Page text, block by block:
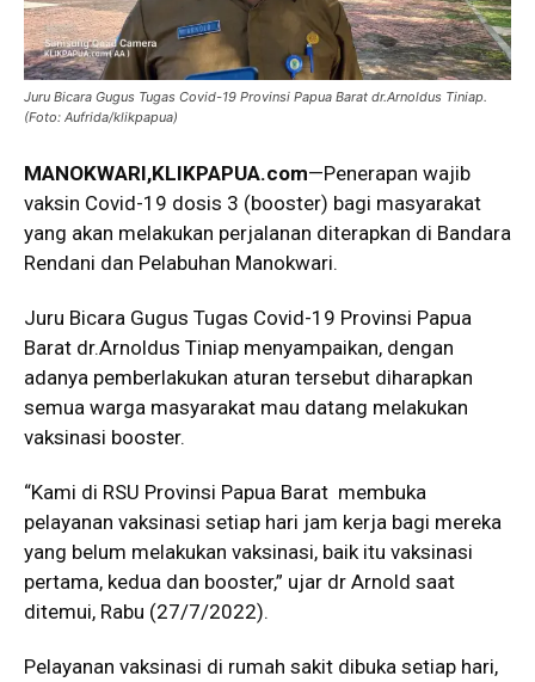
Juru Bicara Gugus Tugas Covid-19 Provinsi Papua Barat dr.Arnoldus Tiniap.
(Foto: Aufrida/klikpapua)
MANOKWARI,KLIKPAPUA.com—Penerapan wajib
vaksin Covid-19 dosis 3 (booster) bagi masyarakat
yang akan melakukan perjalanan diterapkan di Bandara
Rendani dan Pelabuhan Manokwari.
Juru Bicara Gugus Tugas Covid-19 Provinsi Papua
Barat dr.Arnoldus Tiniap menyampaikan, dengan
adanya pemberlakukan aturan tersebut diharapkan
semua warga masyarakat mau datang melakukan
vaksinasi booster.
“Kami di RSU Provinsi Papua Barat membuka
pelayanan vaksinasi setiap hari jam kerja bagi mereka
yang belum melakukan vaksinasi, baik itu vaksinasi
pertama, kedua dan booster,” ujar dr Arnold saat
ditemui, Rabu (27/7/2022).
Pelayanan vaksinasi di rumah sakit dibuka setiap hari,